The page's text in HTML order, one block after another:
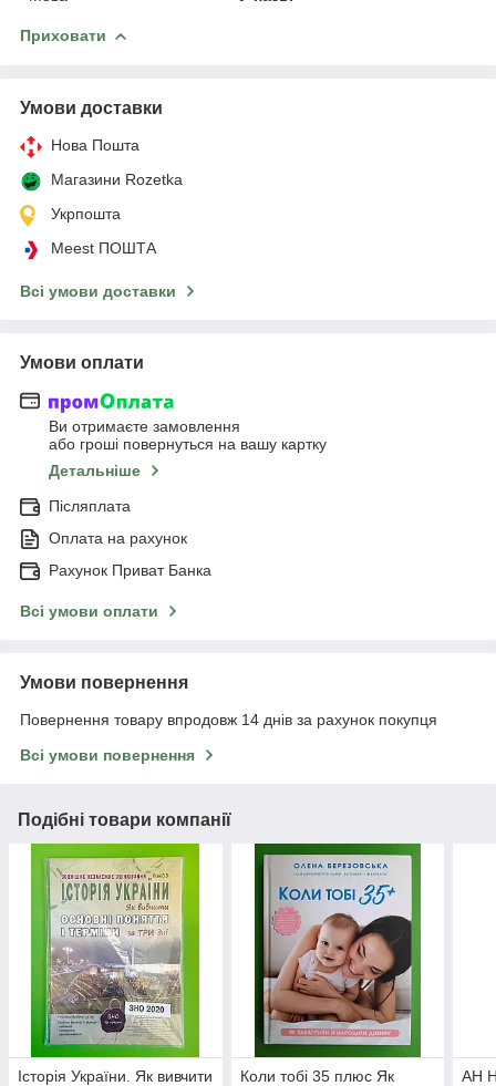
Приховати
Умови доставки
Нова Пошта
Магазини Rozetka
Укрпошта
Meest ПОШТА
Всі умови доставки
Умови оплати
Ви отримаєте замовлення
або гроші повернуться на вашу картку
Детальніше
Післяплата
Оплата на рахунок
Рахунок Приват Банка
Всі умови оплати
Умови повернення
Повернення товару впродовж 14 днів за рахунок покупця
Всі умови повернення
Подібні товари компанії
Історія України. Як вивчити
Коли тобі 35 плюс Як
АН